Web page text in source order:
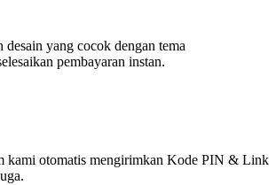
yang cocok dengan tema
pembayaran instan.
kami otomatis mengirimkan Kode PIN & Link